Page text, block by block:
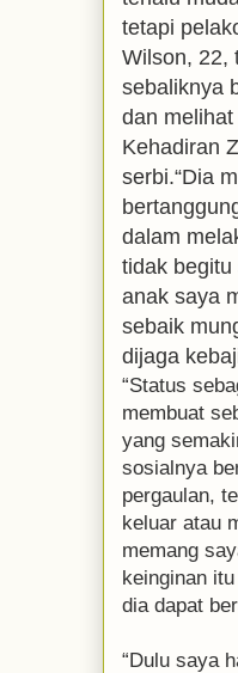
tetapi
Wilson, 22,
sebaliknya
dan
Kehadiran
serbi.“Dia
dalam
tidak
anak saya
sebaik
dijaga
“Status
membuat
yang
sosialnya
pergaulan,
keluar atau
memang
keinginan
dia dapat
“Dulu saya